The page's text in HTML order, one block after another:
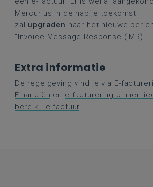
Mercurius in de nabije toekomst
zal upgraden naar het nieuwe
“Invoice Message Response (IMR).
Extra informatie
De regelgeving vind je via E-
Financiën en e-facturering binnen
bereik - e-factuur.